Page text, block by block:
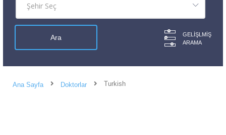
GELIŞLMIŞ
ARAMA
Ana Sayfa Doktorlar Turkish